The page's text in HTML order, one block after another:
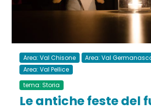
Area: Val Chisone
Area: Val
Area: Val Pellice
tema: Storia
Le antiche feste del